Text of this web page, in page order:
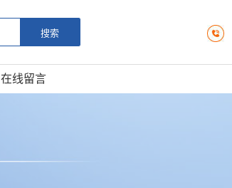
在线留言